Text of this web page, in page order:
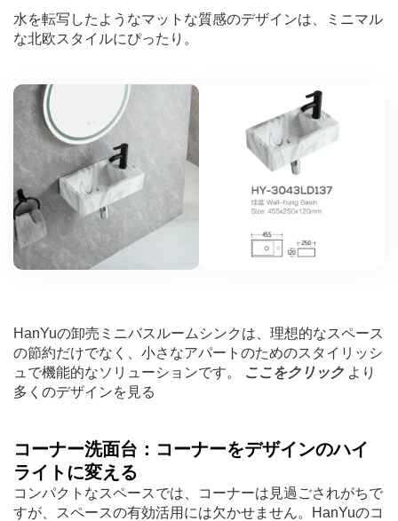
水を転写したようなマットな質感のデザインは、ミニマル
な北欧スタイルにぴったり。
HanYuの卸売ミニバスルームシンクは、理想的なスペース
の節約だけでなく、小さなアパートのためのスタイリッシ
ュで機能的なソリューションです。
ここをクリック より
多くのデザインを見る
コーナー洗面台：コーナーをデザインのハイ
ライトに変える
コンパクトなスペースでは、コーナーは見過ごされがちで
すが、スペースの有効活用には欠かせません。HanYuのコ